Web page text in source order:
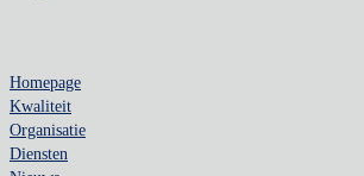
Homepage
Kwaliteit
Organisatie
Diensten